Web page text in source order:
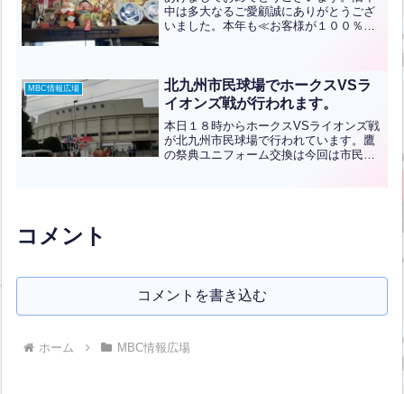
中は多大なるご愛顧誠にありがとうござ
いました。本年も≪お客様が１００％楽
文はクリック
MBC情報広場
北九州市民球場でホークスVSラ
イオンズ戦が行われます。
本日１８時からホークスVSライオンズ戦
が北九州市民球場で行われています。鷹
の祭典ユニフォーム交換は今回は市民球
コメント
コメントを書き込む
ホーム MBC情報広場